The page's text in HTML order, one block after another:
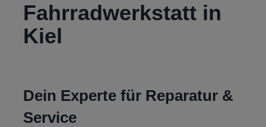
Fahrradwerkstatt in
Kiel
Dein Experte für Reparatur &
Service